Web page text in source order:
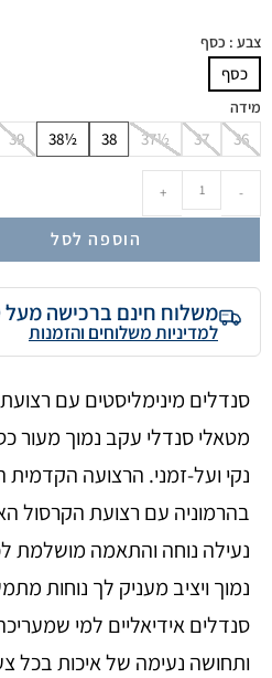
צבע : כסף
כסף
מידה
36
37
37½
38
38½
39
-
+
הוספה לסל
משלוח חינם ברכישה מעל ₪299
למדיניות משלוחים והזמנות
סנדלים מינימליסטים עם
מטאלי סנדלי עקב נמוך מעור
נקי ועל-זמני. הרצועה
בהרמוניה עם רצועת הקרסול
נעילה נוחה והתאמה מושלמת
נמוך ויציב מעניק לך נוחות
סנדלים אידיאליים למי
ותחושה נעימה של איכות בכל